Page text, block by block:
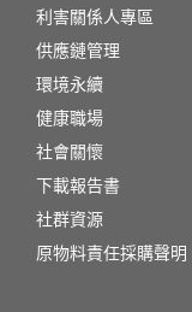
利害關係人專區
供應鏈管理
環境永續
健康職場
社會關懷
下載報告書
社群資源
原物料責任採購聲明